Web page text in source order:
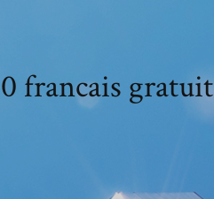
francais gratuit